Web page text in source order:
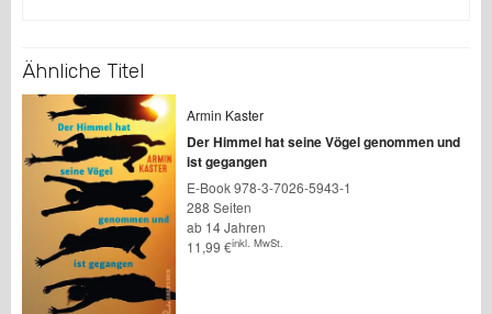
Ähnliche Titel
Armin Kaster
Der Himmel hat seine Vögel genommen und
ist gegangen
E-Book 978-3-7026-5943-1
288 Seiten
ab 14 Jahren
11,99 €inkl. MwSt.